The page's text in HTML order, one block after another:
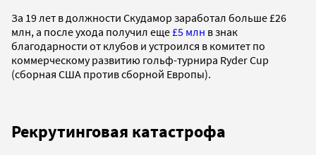
За 19 лет в должности Скудамор заработал больше £26
млн, а после ухода получил еще£5 млн в знак
благодарности от клубов и устроился в комитет по
коммерческому развитию гольф-турнира Ryder Cup
(сборная США против сборной Европы).
Рекрутинговая катастрофа